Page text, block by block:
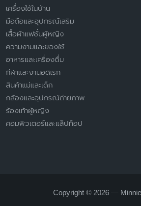
เครื่องใช้ในบ้าน
มือถือและอุปกรณ์เสริม
เสื้อผ้าแฟชั่นผู้หญิง
ความงามและของใช้
อาหารและเครื่องดื่ม
กีฬาและงานอดิเรก
สินค้าแม่และเด็ก
กล้องและอุปกรณ์ถ่ายภาพ
ร้องเท้าผู้หญิง
คอมพิวเตอร์และแล็ปท็อป
Copyright © 2026 —